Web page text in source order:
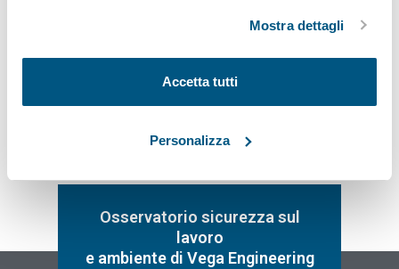
Mostra dettagli
Accetta tutti
Personalizza
Osservatorio sicurezza sul
lavoro
e ambiente di Vega Engineering